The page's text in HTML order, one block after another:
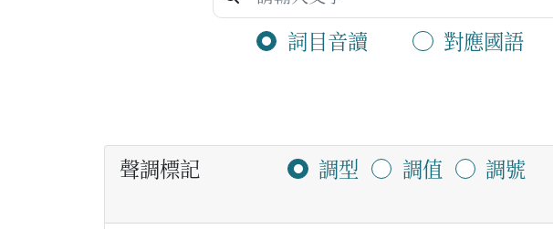
詞目音讀 對應國語
聲調標記 調型 調值 調號